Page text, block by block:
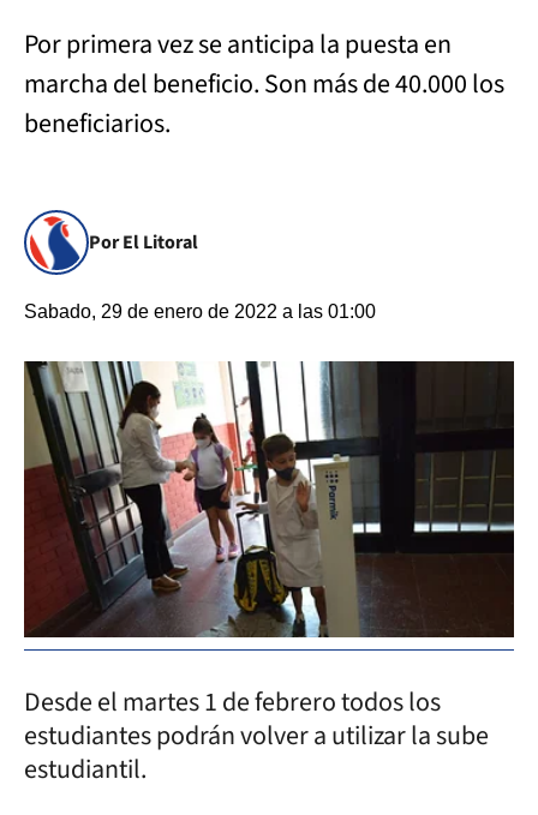
Por primera vez se anticipa la puesta en
marcha del beneficio. Son más de 40.000 los
beneficiarios.
Por El Litoral
Sabado, 29 de enero de 2022 a las 01:00
Desde el martes 1 de febrero todos los
estudiantes podrán volver a utilizar la sube
estudiantil.